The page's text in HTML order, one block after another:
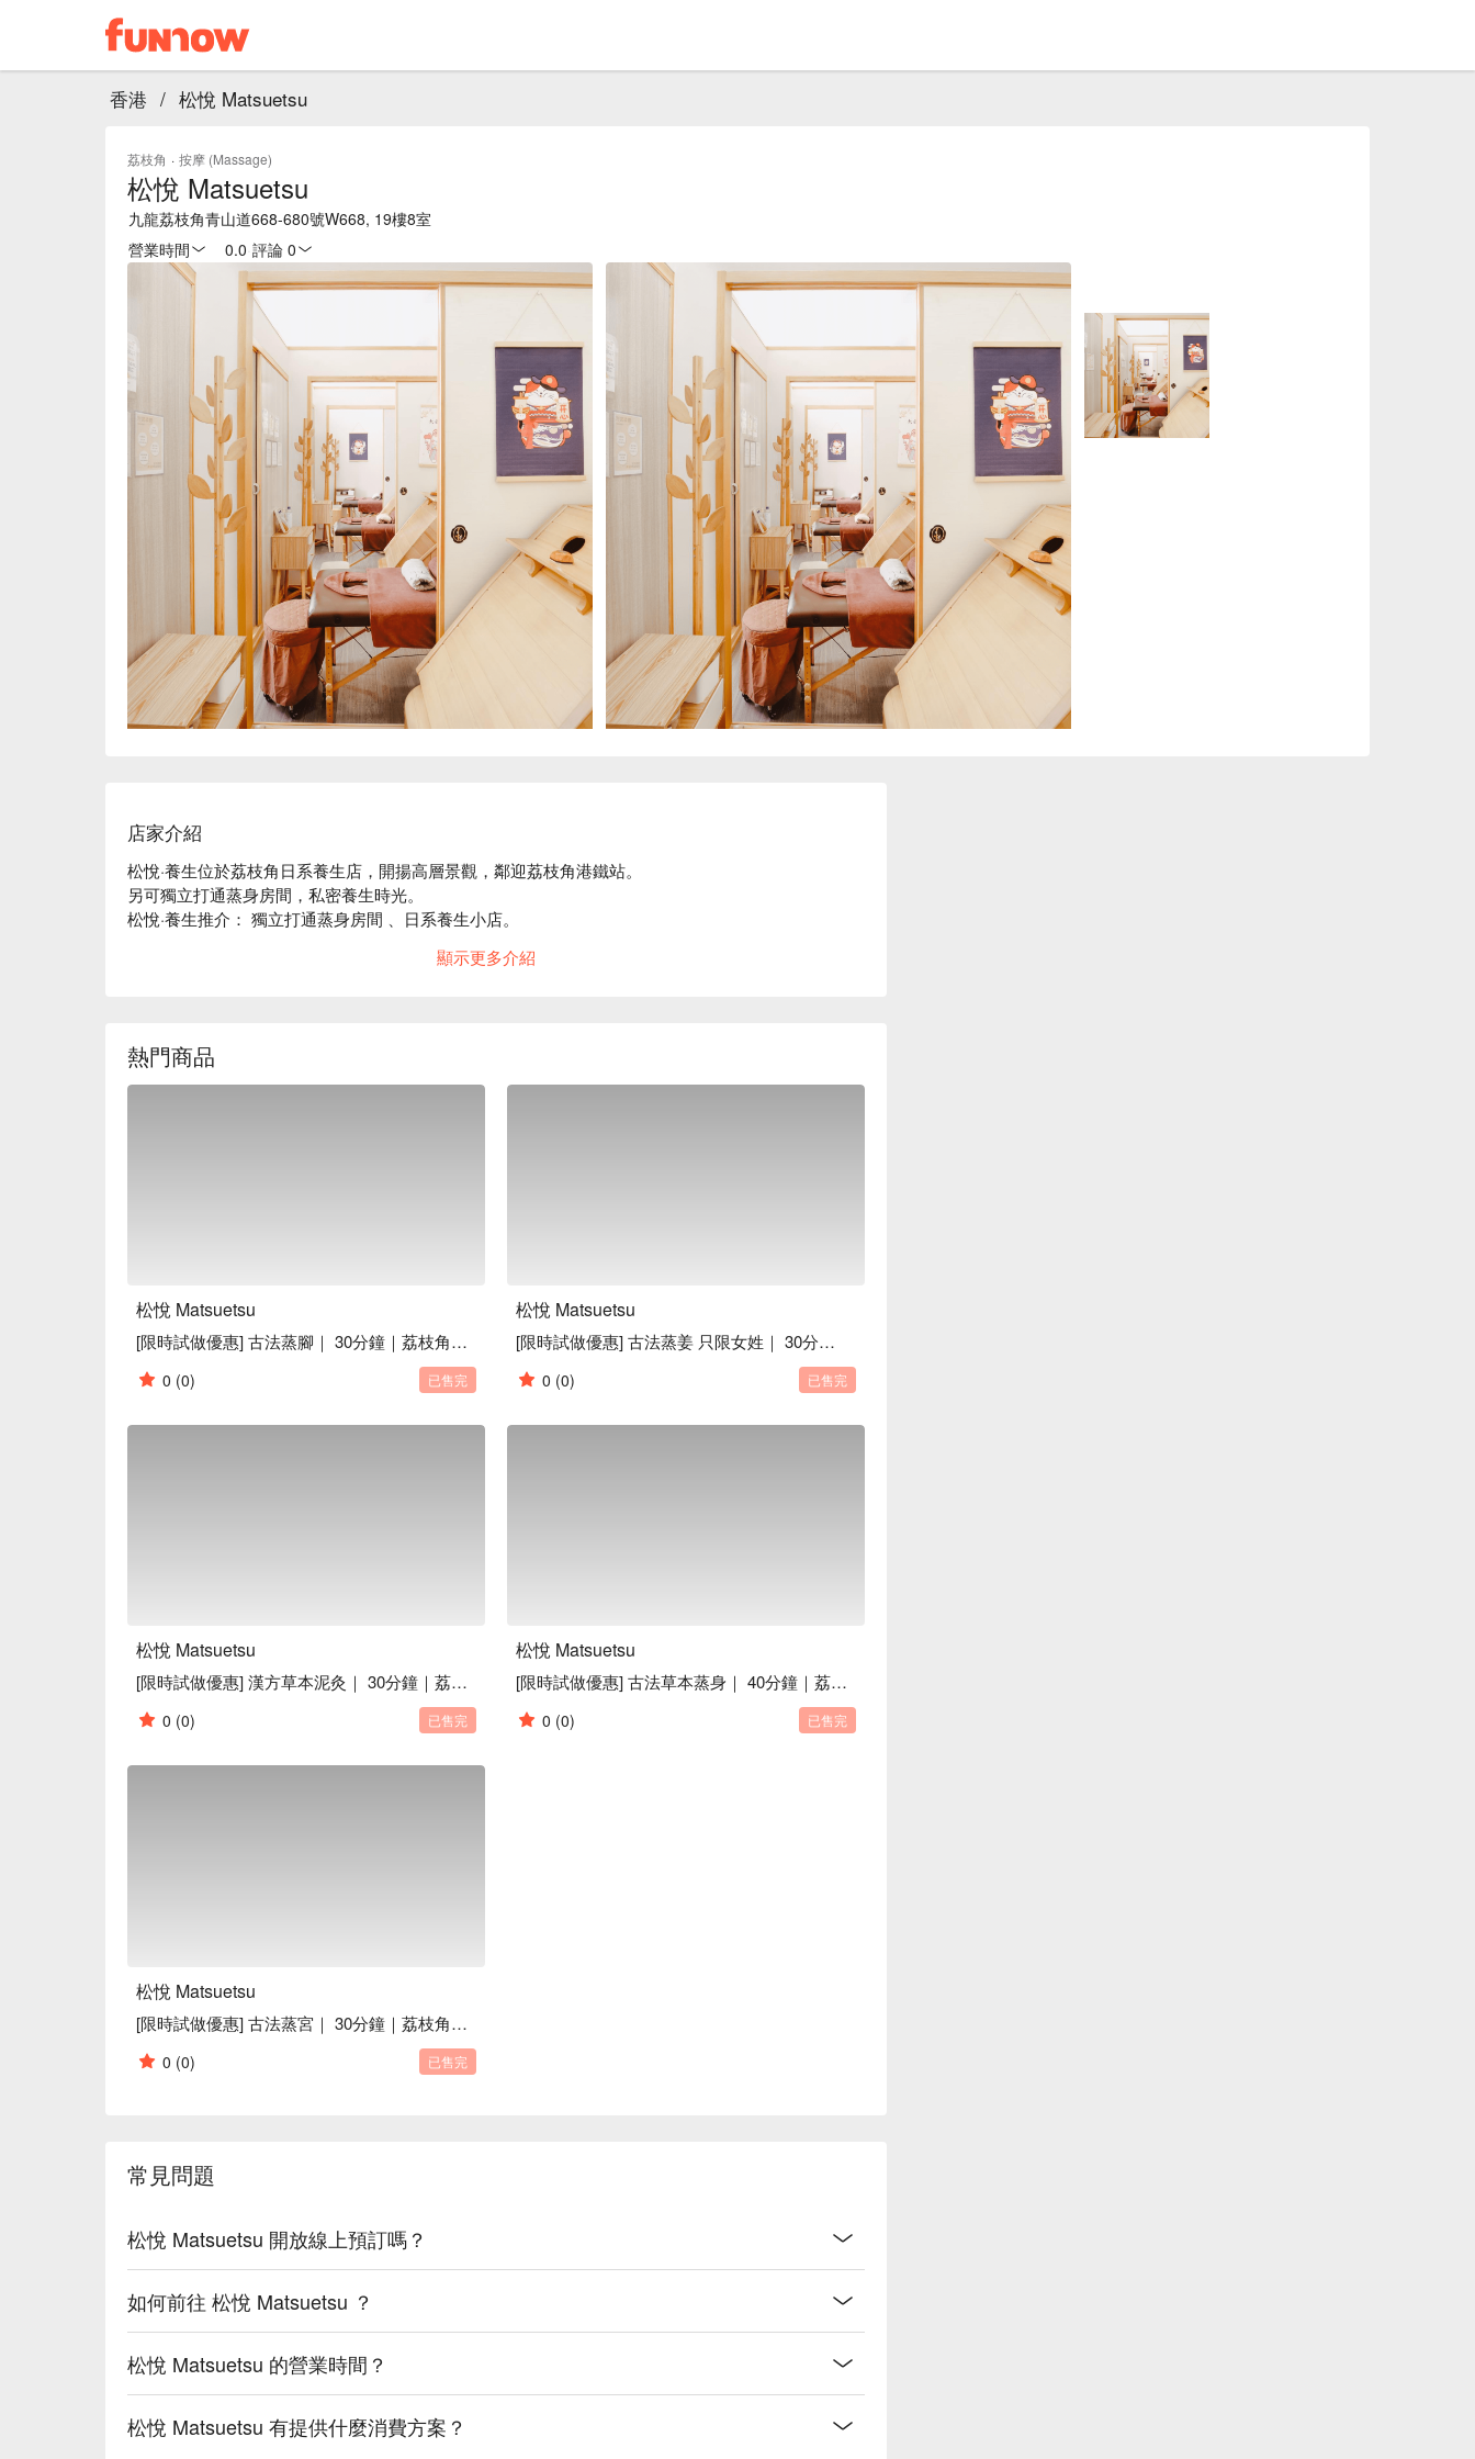
香港 / 松悅 Matsuetsu
荔枝角 · 按摩 (Massage)
松悅 Matsuetsu
九龍荔枝角青山道668-680號W668, 19樓8室
營業時間
0.0 評論 0
店家介紹
松悅·養生位於荔枝角日系養生店，開揚高層景觀，鄰迎荔枝角港鐵站。
另可獨立打通蒸身房間，私密養生時光。
松悅·養生推介： 獨立打通蒸身房間 、日系養生小店。
松悅·養生按摩、松悅·養生荔枝角按摩、松悅·養生古法蒸身推介、松悅·養生立刻預訂
顯示更多介紹
熱門商品
松悅 Matsuetsu
[限時試做優惠] 古法蒸腳｜ 30分鐘｜荔枝角按摩
0 (0) 已售完
松悅 Matsuetsu
[限時試做優惠] 古法蒸姜 只限女姓｜ 30分鐘｜荔枝角按摩
0 (0) 已售完
松悅 Matsuetsu
[限時試做優惠] 漢方草本泥灸｜ 30分鐘｜荔枝角按摩
0 (0) 已售完
松悅 Matsuetsu
[限時試做優惠] 古法草本蒸身｜ 40分鐘｜荔枝角按摩
0 (0) 已售完
松悅 Matsuetsu
[限時試做優惠] 古法蒸宮｜ 30分鐘｜荔枝角按摩
0 (0) 已售完
常見問題
松悅 Matsuetsu 開放線上預訂嗎？
如何前往 松悅 Matsuetsu ？
松悅 Matsuetsu 的營業時間？
松悅 Matsuetsu 有提供什麼消費方案？